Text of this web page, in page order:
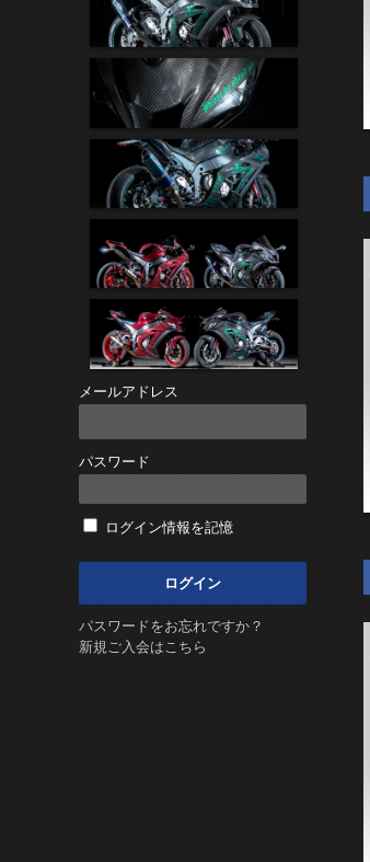
メールアドレス
パスワード
ログイン情報を記憶
パスワードをお忘れですか？
新規ご入会はこちら